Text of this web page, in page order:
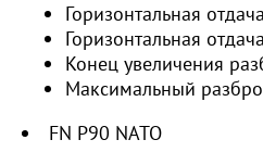
Горизонтальная
Горизонтальная
Конец увеличения
Максимальный
FN P90 NATO